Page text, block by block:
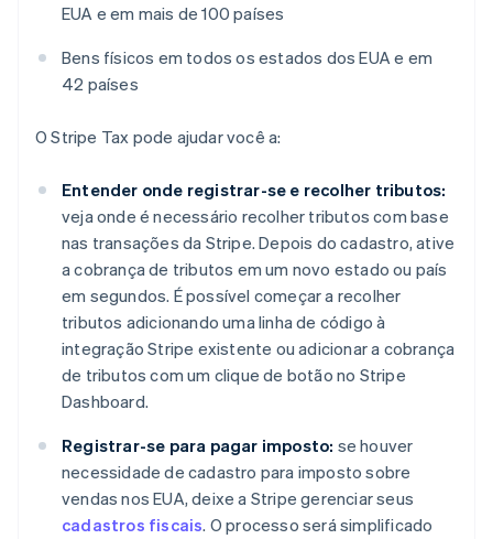
EUA e em mais de 100 países
Bens físicos em todos os estados dos EUA e em
42 países
O Stripe Tax pode ajudar você a:
Entender onde registrar-se e recolher tributos:
veja onde é necessário recolher tributos com base
nas transações da Stripe. Depois do cadastro, ative
a cobrança de tributos em um novo estado ou país
em segundos. É possível começar a recolher
tributos adicionando uma linha de código à
integração Stripe existente ou adicionar a cobrança
de tributos com um clique de botão no Stripe
Dashboard.
Registrar-se para pagar imposto: se houver
necessidade de cadastro para imposto sobre
vendas nos EUA, deixe a Stripe gerenciar seus
cadastros fiscais. O processo será simplificado